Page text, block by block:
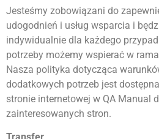
Jesteśmy zobowiązani do
udogodnień i usług wsparcia i
indywidualnie dla każdego
potrzeby możemy wspierać w
Nasza polityka dotycząca
dodatkowych potrzeb jest
stronie internetowej w QA Manual
zainteresowanych stron.